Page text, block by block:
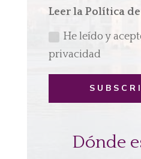
Leer la Política
He leído y
privacidad
Dónde